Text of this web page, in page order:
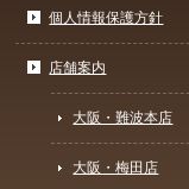
個人情報保護方針
店舗案内
大阪・難波本店
大阪・梅田店